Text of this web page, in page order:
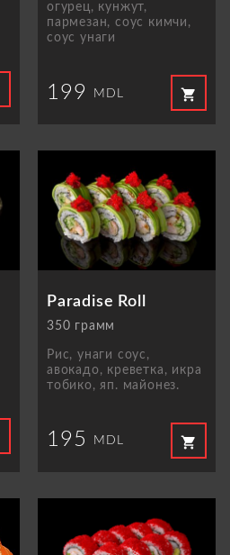
огурец, кунжут,
пармезан, соус кимчи,
соус унаги
199 MDL shopping_cart
Paradise Roll
350 грамм
Рис, унаги соус,
авокадо, креветкa, икра
тобико, яп. майонез.
195 MDL shopping_cart